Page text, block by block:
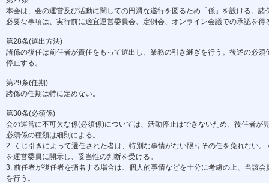
本会は、会の運営及び活動に関しての円滑な遂行を図るため「係」を設ける。
必要な事項は、実行前に適宜運営委員会、定例会、オンライン会議での承認を得
第28条(選出方法)
諸係の後任は前任者が責任をもって選出し、業務の引き継ぎを行う。後述の必
停止する。
第29条(任期)
諸係の任期は特に定めない。
第30条(必須係)
会の運営に不可欠な係(必須係)については、活動停止はできないため、後任者が
必須係の種類は細則による。
2. くじ引きによって選任された者は、特別な事情がない限りその任を免れない
を運営委員に開示し、妥当性の判断を受ける。
3. 前任者が後任者を指名する場合は、個人的事情などを十分に考慮の上、当該
を行う。